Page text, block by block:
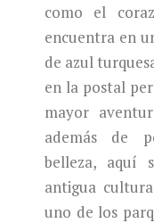
como el
encuentra en
de azul
en la postal
mayor
además de
belleza, aquí
antigua
uno de los